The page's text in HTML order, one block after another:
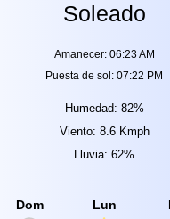
Soleado
Amanecer: 06:23 AM
Puesta de sol: 07:22 PM
Humedad: 82%
Viento: 8.6 Kmph
Lluvia: 62%
Dom Lun